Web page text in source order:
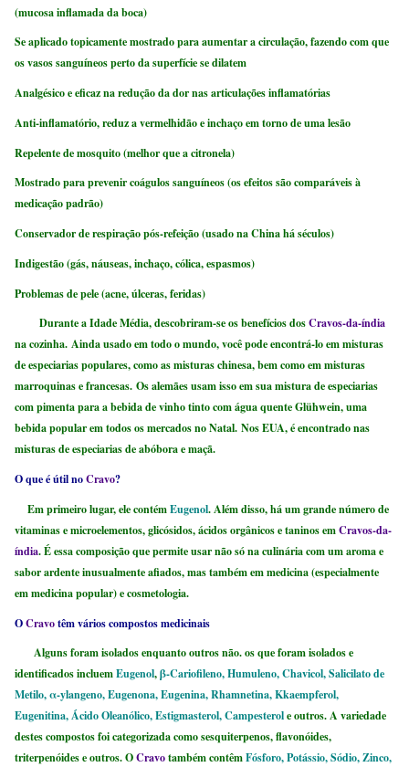
(mucosa inflamada da boca)
Se aplicado topicamente mostrado para aumentar a circulação, fazendo com que
os vasos sanguíneos perto da superfície se dilatem
Analgésico e eficaz na redução da dor nas articulações inflamatórias
Anti-inflamatório, reduz a vermelhidão e inchaço em torno de uma lesão
Repelente de mosquito (melhor que a citronela)
Mostrado para prevenir coágulos sanguíneos (os efeitos são comparáveis ​​à
medicação padrão)
Conservador de respiração pós-refeição (usado na China há séculos)
Indigestão (gás, náuseas, inchaço, cólica, espasmos)
Problemas de pele (acne, úlceras, feridas)
Durante a Idade Média, descobriram-se os benefícios dosCravos-da-índia
na cozinha. Ainda usado em todo o mundo, você pode encontrá-lo em misturas
de especiarias populares, como as misturas chinesa, bem como em misturas
marroquinas e francesas. Os alemães usam isso em sua mistura de especiarias
com pimenta para a bebida de vinho tinto com água quente Glühwein, uma
bebida popular em todos os mercados no Natal. Nos EUA, é encontrado nas
misturas de especiarias de abóbora e maçã.
O que é útil noCravo?
Em primeiro lugar, ele contémEugenol. Além disso, há um grande número de
vitaminas e microelementos, glicósidos, ácidos orgânicos e taninos emCravos-da-
índia. É essa composição que permite usar não só na culinária com um aroma e
sabor ardente inusualmente afiados, mas também em medicina (especialmente
em medicina popular) e cosmetologia.
OCravotêm vários compostos medicinais
Alguns foram isolados enquanto outros não. os que foram isolados e
identificados incluemEugenol,β-Cariofileno, Humuleno, Chavicol, Salicilato de
Metilo, α-ylangeno, Eugenona, Eugenina, Rhamnetina, Kkaempferol,
Eugenitina, Ácido Oleanólico, Estigmasterol, Campesterole outros. A variedade
destes compostos foi categorizada como sesquiterpenos, flavonóides,
triterpenóides e outros. OCravotambém contêmFósforo, Potássio, Sódio, Zinco,